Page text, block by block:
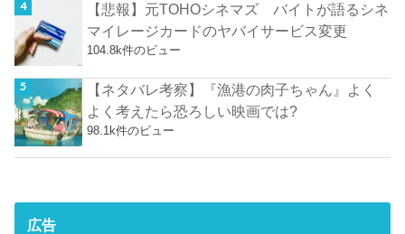
【悲報】元TOHOシネマズ バイトが語るシネ
マイレージカードのヤバイサービス変更
104.8k件のビュー
【ネタバレ考察】『漁港の肉子ちゃん』よく
よく考えたら恐ろしい映画では?
98.1k件のビュー
広告